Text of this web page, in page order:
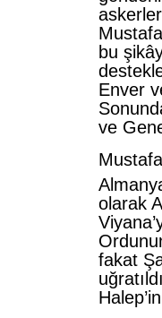
bu
Enver
ve
olarak
fakat